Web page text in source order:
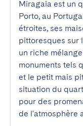
Miragaia est un
Porto, au
étroites, ses
pittoresques sur
un riche
monuments tels
et le petit mais
situation du
pour des
de l'atmosphère